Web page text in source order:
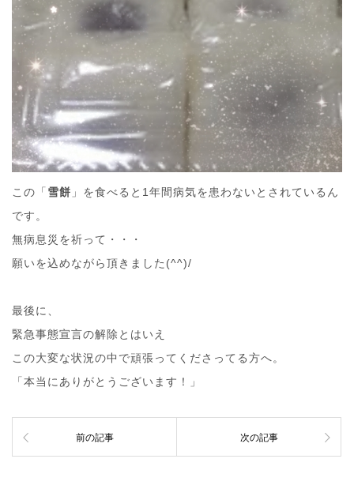
この「 雪餅 」を食べると1年間病気を患わないとされているん
です。
無病息災を祈って・・・
願いを込めながら頂きました(^^)/
最後に、
緊急事態宣言の解除とはいえ
この大変な状況の中で頑張ってくださってる方へ。
「本当にありがとうございます！」
前の記事 次の記事